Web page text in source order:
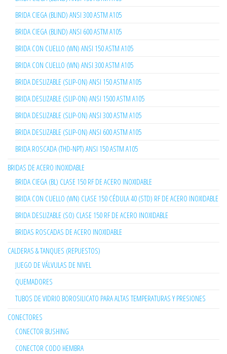
BRIDA CIEGA (BLIND) ANSI 300 ASTM A105
BRIDA CIEGA (BLIND) ANSI 600 ASTM A105
BRIDA CON CUELLO (WN) ANSI 150 ASTM A105
BRIDA CON CUELLO (WN) ANSI 300 ASTM A105
BRIDA DESLIZABLE (SLIP-ON) ANSI 150 ASTM A105
BRIDA DESLIZABLE (SLIP-ON) ANSI 1500 ASTM A105
BRIDA DESLIZABLE (SLIP-ON) ANSI 300 ASTM A105
BRIDA DESLIZABLE (SLIP-ON) ANSI 600 ASTM A105
BRIDA ROSCADA (THD-NPT) ANSI 150 ASTM A105
BRIDAS DE ACERO INOXIDABLE
BRIDA CIEGA (BL) CLASE 150 RF DE ACERO INOXIDABLE
BRIDA CON CUELLO (WN) CLASE 150 CÉDULA 40 (STD) RF DE ACERO INOXIDABLE
BRIDA DESLIZABLE (SO) CLASE 150 RF DE ACERO INOXIDABLE
BRIDAS ROSCADAS DE ACERO INOXIDABLE
CALDERAS & TANQUES (REPUESTOS)
JUEGO DE VÁLVULAS DE NIVEL
QUEMADORES
TUBOS DE VIDRIO BOROSILICATO PARA ALTAS TEMPERATURAS Y PRESIONES
CONECTORES
CONECTOR BUSHING
CONECTOR CODO HEMBRA